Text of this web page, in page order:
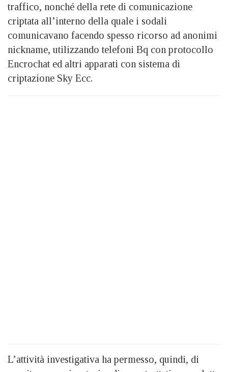
traffico, nonché della rete di comunicazione
criptata all’interno della quale i sodali
comunicavano facendo spesso ricorso ad anonimi
nickname, utilizzando telefoni Bq con protocollo
Encrochat ed altri apparati con sistema di
criptazione Sky Ecc.
L’attività investigativa ha permesso, quindi, di